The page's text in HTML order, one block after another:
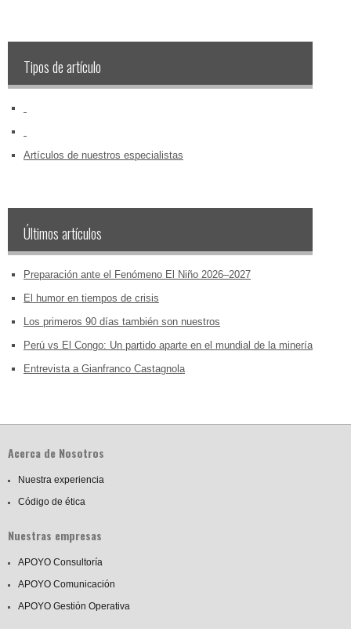
Tipos de artículo
Artículos de nuestros especialistas
Últimos artículos
Preparación ante el Fenómeno El Niño 2026–2027
El humor en tiempos de crisis
Los primeros 90 días también son nuestros
Perú vs El Congo: Un partido aparte en el mundial de la minería
Entrevista a Gianfranco Castagnola
Acerca de Nosotros
Nuestra experiencia
Código de ética
Nuestras empresas
APOYO Consultoría
APOYO Comunicación
APOYO Gestión Operativa